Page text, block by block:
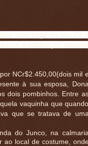
uma peça no seu Zé o
com a explicação daquele
NCr$2.450,00(dois mil
à sua esposa, Dona
dois pombinhos. Entre
vaquinha que quando
que se tratava de uma
do Junco, na calmaria
ao local de costume,